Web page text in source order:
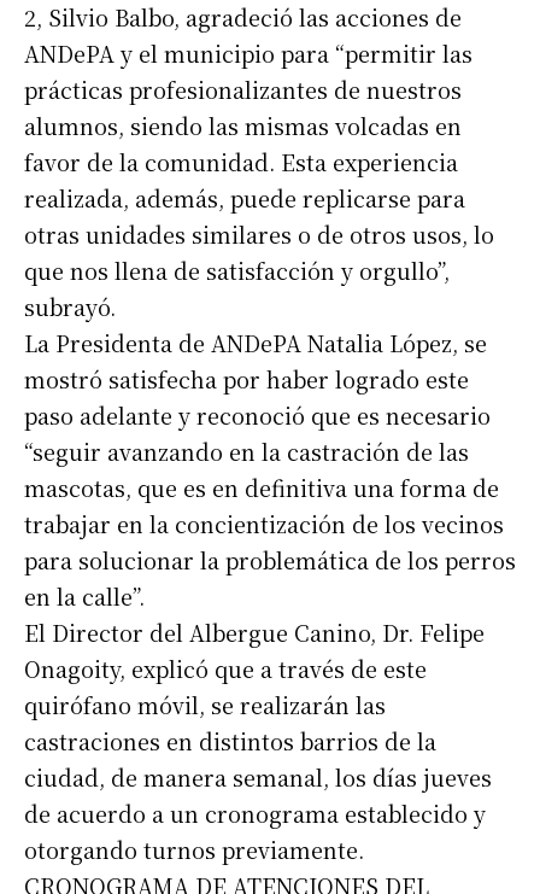
Suscribirme gratis
2, Silvio Balbo, agradeció las acciones de
ANDePA y el municipio para “permitir las
prácticas profesionalizantes de nuestros
alumnos, siendo las mismas volcadas en
favor de la comunidad. Esta experiencia
realizada, además, puede replicarse para
otras unidades similares o de otros usos, lo
que nos llena de satisfacción y orgullo”,
subrayó.
La Presidenta de ANDePA Natalia López, se
mostró satisfecha por haber logrado este
paso adelante y reconoció que es necesario
“seguir avanzando en la castración de las
mascotas, que es en definitiva una forma de
trabajar en la concientización de los vecinos
para solucionar la problemática de los perros
en la calle”.
El Director del Albergue Canino, Dr. Felipe
Onagoity, explicó que a través de este
quirófano móvil, se realizarán las
castraciones en distintos barrios de la
ciudad, de manera semanal, los días jueves
de acuerdo a un cronograma establecido y
otorgando turnos previamente.
CRONOGRAMA DE ATENCIONES DEL